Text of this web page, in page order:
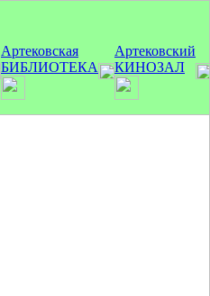
Артековская
БИБЛИОТЕКА
Артековский
КИНОЗАЛ